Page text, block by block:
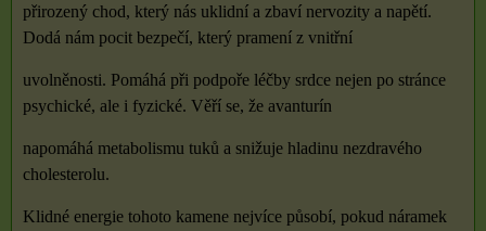
přirozený chod, který nás uklidní a zbaví nervozity a napětí.
Dodá nám pocit bezpečí, který pramení z vnitřní
uvolněnosti. Pomáhá při podpoře léčby srdce nejen po stránce
psychické, ale i fyzické. Věří se, že avanturín
napomáhá metabolismu tuků a snižuje hladinu nezdravého
cholesterolu.
Klidné energie tohoto kamene nejvíce působí, pokud náramek